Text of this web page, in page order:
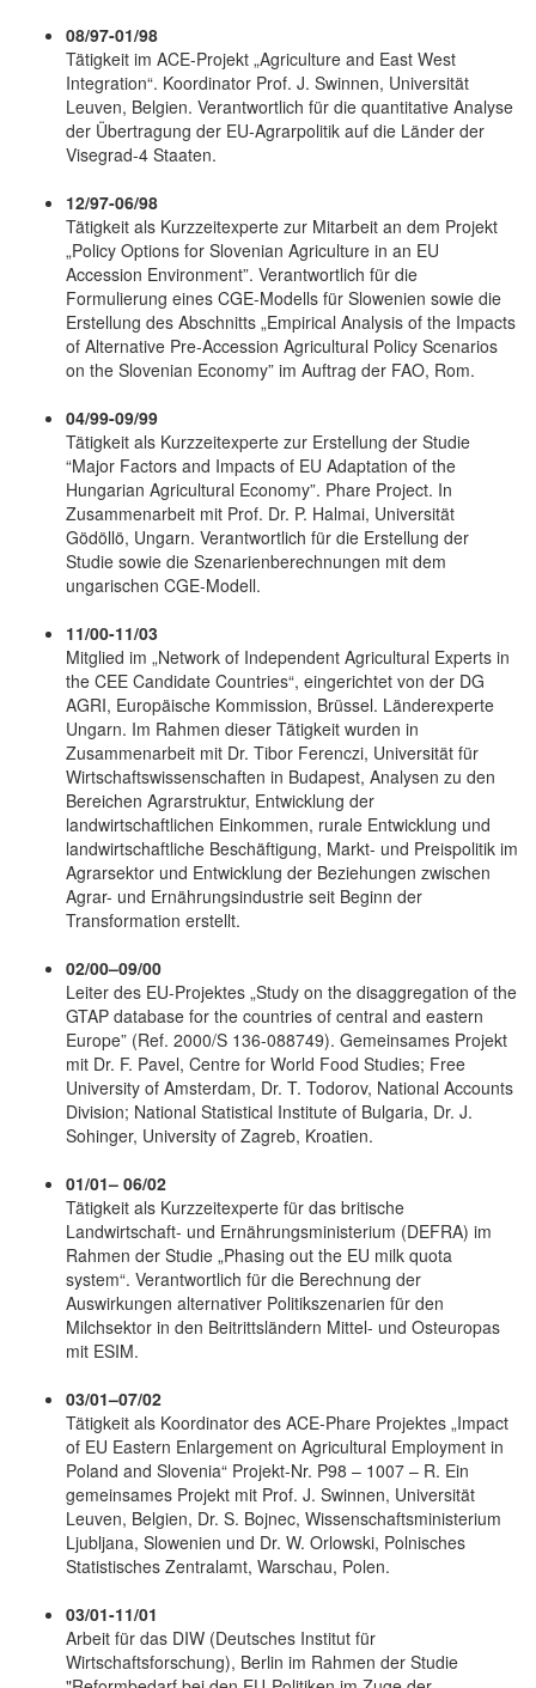
08/97-01/98
Tätigkeit im ACE-Projekt „Agriculture and East West
Integration“. Koordinator Prof. J. Swinnen, Universität
Leuven, Belgien. Verantwortlich für die quantitative Analyse
der Übertragung der EU-Agrarpolitik auf die Länder der
Visegrad-4 Staaten.
12/97-06/98
Tätigkeit als Kurzzeitexperte zur Mitarbeit an dem Projekt
„Policy Options for Slovenian Agriculture in an EU
Accession Environment”. Verantwortlich für die
Formulierung eines CGE-Modells für Slowenien sowie die
Erstellung des Abschnitts „Empirical Analysis of the Impacts
of Alternative Pre-Accession Agricultural Policy Scenarios
on the Slovenian Economy” im Auftrag der FAO, Rom.
04/99-09/99
Tätigkeit als Kurzzeitexperte zur Erstellung der Studie
“Major Factors and Impacts of EU Adaptation of the
Hungarian Agricultural Economy”. Phare Project. In
Zusammenarbeit mit Prof. Dr. P. Halmai, Universität
Gödöllö, Ungarn. Verantwortlich für die Erstellung der
Studie sowie die Szenarienberechnungen mit dem
ungarischen CGE-Modell.
11/00-11/03
Mitglied im „Network of Independent Agricultural Experts in
the CEE Candidate Countries“, eingerichtet von der DG
AGRI, Europäische Kommission, Brüssel. Länderexperte
Ungarn. Im Rahmen dieser Tätigkeit wurden in
Zusammenarbeit mit Dr. Tibor Ferenczi, Universität für
Wirtschaftswissenschaften in Budapest, Analysen zu den
Bereichen Agrarstruktur, Entwicklung der
landwirtschaftlichen Einkommen, rurale Entwicklung und
landwirtschaftliche Beschäftigung, Markt- und Preispolitik im
Agrarsektor und Entwicklung der Beziehungen zwischen
Agrar- und Ernährungsindustrie seit Beginn der
Transformation erstellt.
02/00–09/00
Leiter des EU-Projektes „Study on the disaggregation of the
GTAP database for the countries of central and eastern
Europe” (Ref. 2000/S 136-088749). Gemeinsames Projekt
mit Dr. F. Pavel, Centre for World Food Studies; Free
University of Amsterdam, Dr. T. Todorov, National Accounts
Division; National Statistical Institute of Bulgaria, Dr. J.
Sohinger, University of Zagreb, Kroatien.
01/01– 06/02
Tätigkeit als Kurzzeitexperte für das britische
Landwirtschaft- und Ernährungsministerium (DEFRA) im
Rahmen der Studie „Phasing out the EU milk quota
system“. Verantwortlich für die Berechnung der
Auswirkungen alternativer Politikszenarien für den
Milchsektor in den Beitrittsländern Mittel- und Osteuropas
mit ESIM.
03/01–07/02
Tätigkeit als Koordinator des ACE-Phare Projektes „Impact
of EU Eastern Enlargement on Agricultural Employment in
Poland and Slovenia“ Projekt-Nr. P98 – 1007 – R. Ein
gemeinsames Projekt mit Prof. J. Swinnen, Universität
Leuven, Belgien, Dr. S. Bojnec, Wissenschaftsministerium
Ljubljana, Slowenien und Dr. W. Orlowski, Polnisches
Statistisches Zentralamt, Warschau, Polen.
03/01-11/01
Arbeit für das DIW (Deutsches Institut für
Wirtschaftsforschung), Berlin im Rahmen der Studie